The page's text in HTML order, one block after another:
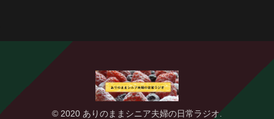
© 2020 ありのままシニア夫婦の日常ラジオ.